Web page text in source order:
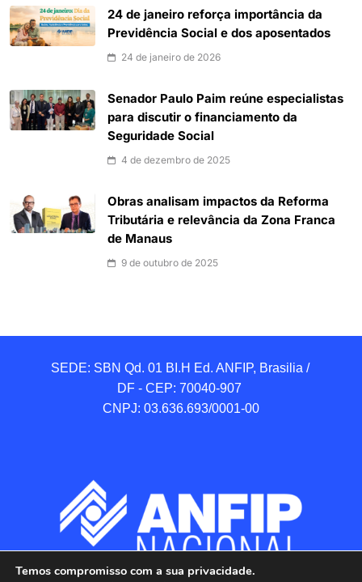
24 de janeiro reforça importância da
Previdência Social e dos aposentados
24 de janeiro de 2026
Senador Paulo Paim reúne especialistas
para discutir o financiamento da
Seguridade Social
4 de dezembro de 2025
Obras analisam impactos da Reforma
Tributária e relevância da Zona Franca
de Manaus
9 de outubro de 2025
SEDE: SBN Qd. 01 BI.H Ed. ANFIP, Brasilia /
DF - CEP: 70040-907
CNPJ: 03.636.693/0001-00
Temos compromisso com a sua privacidade.